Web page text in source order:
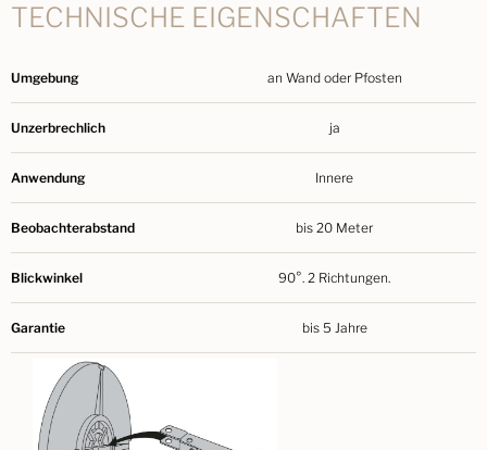
TECHNISCHE EIGENSCHAFTEN
Umgebung an Wand oder Pfosten
Unzerbrechlich ja
Anwendung Innere
Beobachterabstand bis 20 Meter
Blickwinkel 90°. 2 Richtungen.
Garantie bis 5 Jahre